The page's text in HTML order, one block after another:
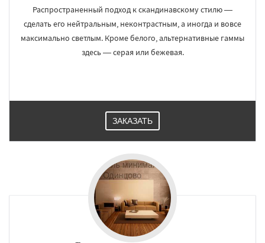
Распространенный подход к скандинавскому стилю —
сделать его нейтральным, неконтрастным, а иногда и вовсе
максимально светлым. Кроме белого, альтернативные гаммы
здесь — серая или бежевая.
ЗАКАЗАТЬ